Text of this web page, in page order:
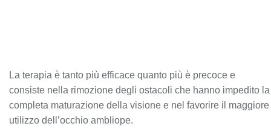
La terapia è tanto più efficace quanto più è precoce e
consiste nella rimozione degli ostacoli che hanno impedito la
completa maturazione della visione e nel favorire il maggiore
utilizzo dell’occhio ambliope.